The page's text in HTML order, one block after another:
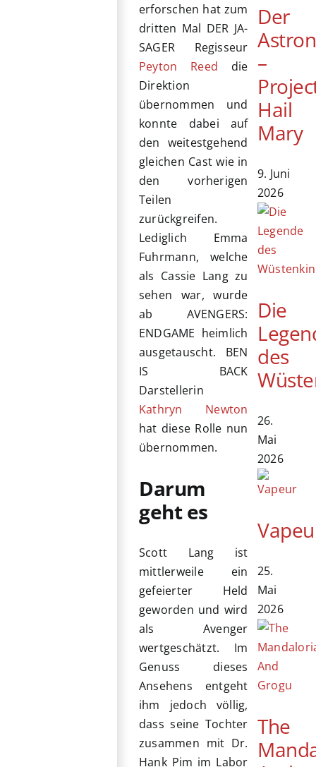
erforschen hat zum
dritten Mal DER JA-
SAGER Regisseur
Peyton Reed die
Direktion
übernommen und
konnte dabei auf
den weitestgehend
gleichen Cast wie in
den vorherigen
Teilen
zurückgreifen.
Lediglich Emma
Fuhrmann, welche
als Cassie Lang zu
sehen war, wurde
ab AVENGERS:
ENDGAME heimlich
ausgetauscht. BEN
IS BACK
Darstellerin
Kathryn Newton
hat diese Rolle nun
übernommen.
Darum
geht es
Scott Lang ist
mittlerweile ein
gefeierter Held
geworden und wird
als Avenger
wertgeschätzt. Im
Genuss dieses
Ansehens entgeht
ihm jedoch völlig,
dass seine Tochter
zusammen mit Dr.
Hank Pim im Labor
Der
–
Hail
Mary
9. Juni
2026
Die
des
26.
Mai
2026
25.
Mai
2026
The